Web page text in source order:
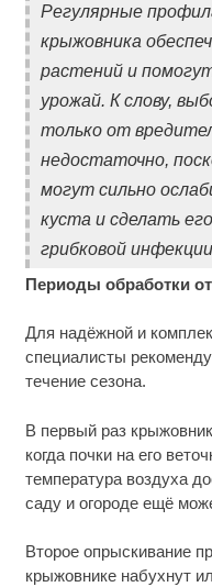
Регулярные
крыжовника
растений и
урожай. К слову,
только от
недостаточно,
могут сильно
куста и сделать
грибковой
Периоды обработки
Для надёжной и
специалисты
течение сезона.
В первый раз
когда почки на его
температура воздуха
саду и огороде ещё
Второе опрыскивание
крыжовнике набухнут